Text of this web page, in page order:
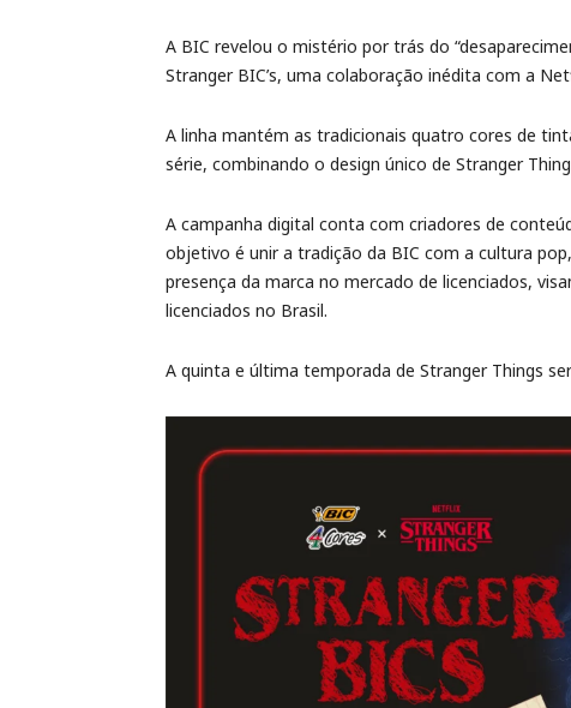
A BIC revelou o mistério por trás do
Stranger BIC’s, uma colaboração inédita com a
A linha mantém as tradicionais quatro cores de
série, combinando o design único de Stranger
A campanha digital conta com criadores de
objetivo é unir a tradição da BIC com a cultura
presença da marca no mercado de licenciados,
licenciados no Brasil.
A quinta e última temporada de Stranger Things